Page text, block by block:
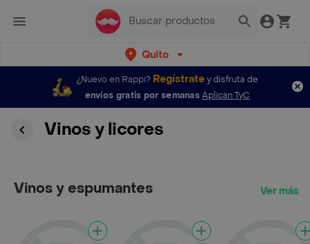
Quito
¿Nuevo en Rappi? Regístratey disfruta de
envíos gratis por semanas Aplican TyC
Vinos y licores
Vinos y espumantes Ver más